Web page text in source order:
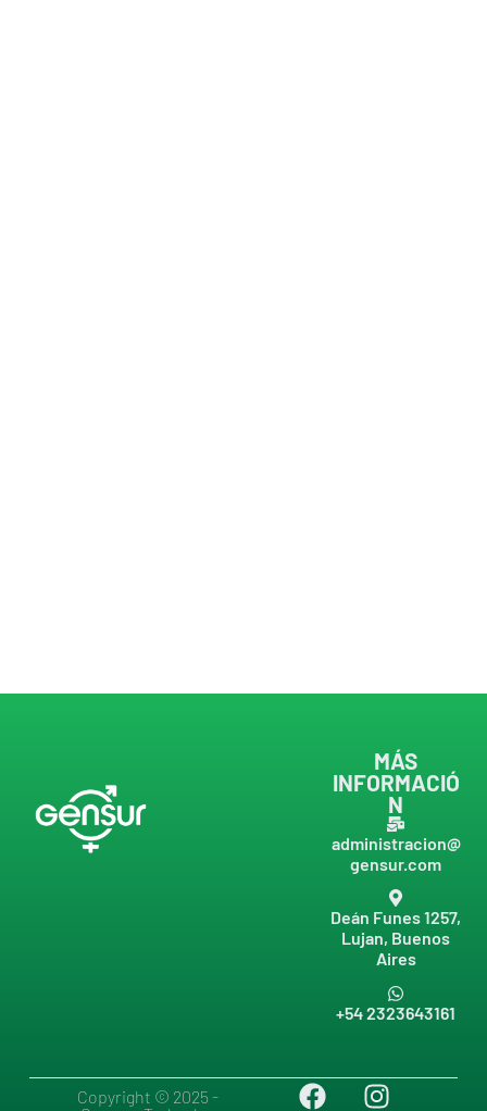
MÁS
INFORMACIÓ
N
administracion@
gensur.com
Deán Funes 1257,
Lujan, Buenos
Aires
+54 2323643161
Copyright © 2025 -